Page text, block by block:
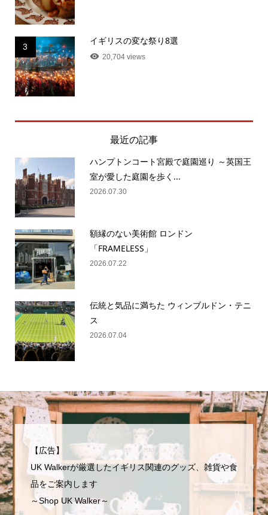
3
イギリスの変な祭り8選
20,704 views
最近の記事
ハンプトンコート宮殿で庭園巡り ～英国王
室が愛した庭園を歩く...
2026.07.30
額縁のない美術館 ロンドン
「FRAMELESS」
2026.07.22
伝統と気品に満ちた ウィンブルドン・テニ
ス
2026.07.04
【広告】
UK Walkerが厳選したイギリス関連のグッズ、雑貨や食
品をご案内します
～Shop UK Walker～